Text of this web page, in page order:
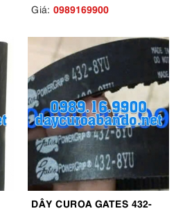
Giá: 0989169900
DÂY CUROA GATES 432-